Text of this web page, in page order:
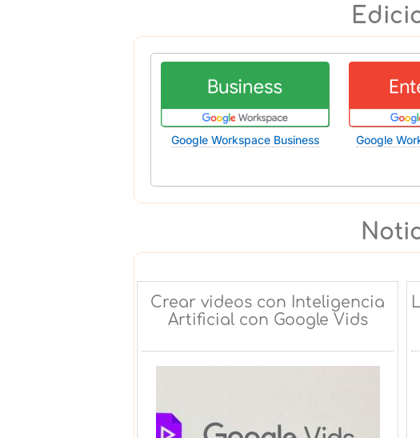
Google Workspace Business Google
Crear videos con Inteligencia
Artificial con Google Vids